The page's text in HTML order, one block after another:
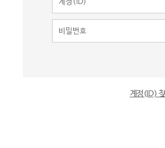
계정(ID)